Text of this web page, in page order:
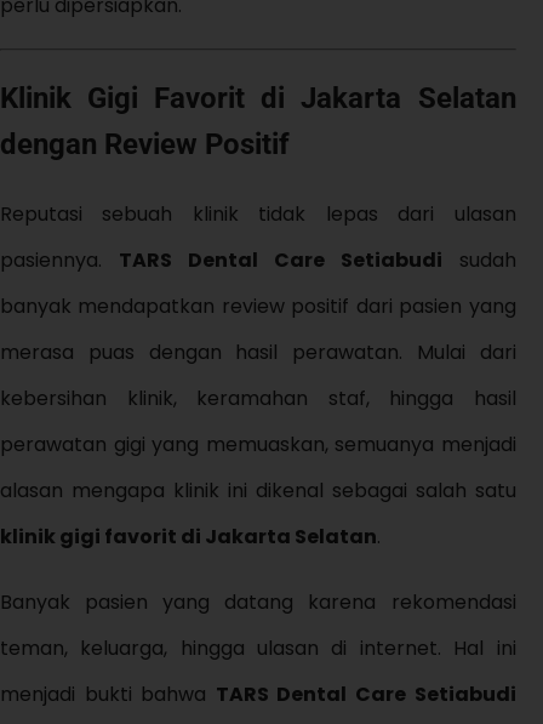
Klinik Gigi Favorit di Jakarta Selatan
dengan Review Positif
Reputasi sebuah klinik tidak lepas dari ulasan
pasiennya. TARS Dental Care Setiabudi sudah
banyak mendapatkan review positif dari pasien yang
merasa puas dengan hasil perawatan. Mulai dari
kebersihan klinik, keramahan staf, hingga hasil
perawatan gigi yang memuaskan, semuanya menjadi
alasan mengapa klinik ini dikenal sebagai salah satu
klinik gigi favorit di Jakarta Selatan.
Banyak pasien yang datang karena rekomendasi
teman, keluarga, hingga ulasan di internet. Hal ini
menjadi bukti bahwa TARS Dental Care Setiabudi